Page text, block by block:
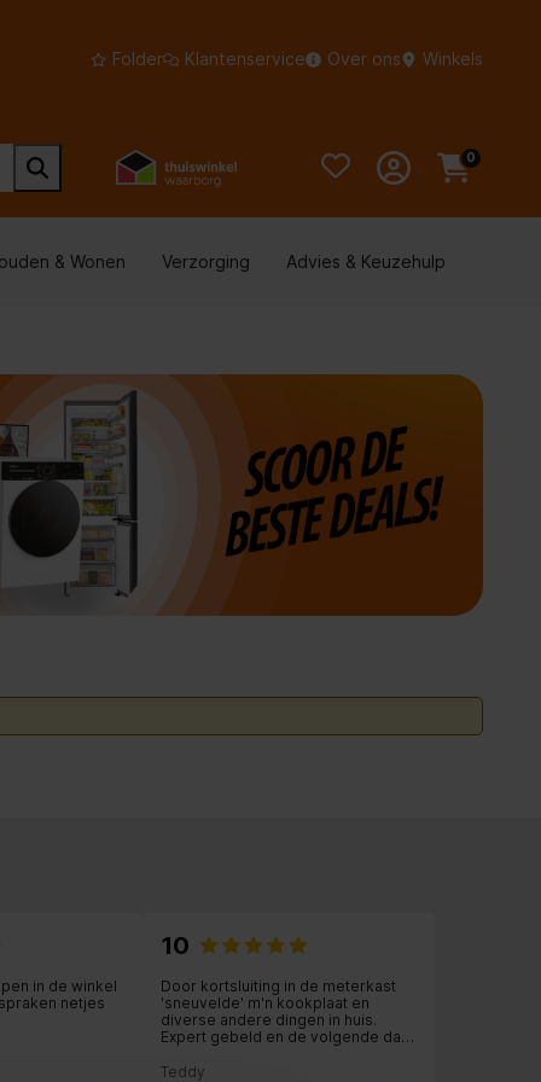
Folder Klantenservice Over ons Winkels
0
& Wonen Verzorging Advies & Keuzehulp
in de winkel
netjes
10
Door kortsluiting in de meterkast
'sneuvelde' m'n kookplaat en
diverse andere dingen in huis.
Expert gebeld en de volgende dag
nismaat op te meten. Kreeg daarna
Teddy